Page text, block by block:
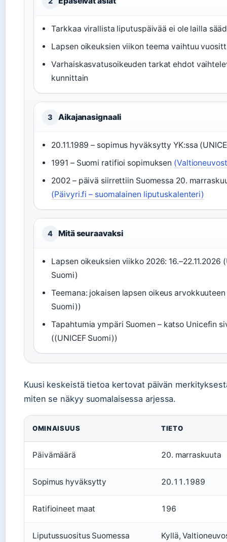
Tarkkaa virallista liputuspäivää ei ole lailla
Lapsen oikeuksien viikon teema vaihtuu
Varhaiskasvatusoikeuden tarkat ehdot
kunnittain
3 Aikajanasignaali
20.11.1989 – sopimus hyväksytty YK:ssa
1991 – Suomi ratifioi sopimuksen
2002 – päivä siirrettiin Suomessa 20.
(Päivyri.fi – suomalainen liputuskalenteri)
4 Mitä seuraavaksi
Lapsen oikeuksien viikko 2026: 16.–22.11.2026
Suomi)
Teemana: jokaisen lapsen oikeus arvokkuuteen
Suomi))
Tapahtumia ympäri Suomen – katso Unicefin
((UNICEF Suomi))
Kuusi keskeistä tietoa kertovat päivän
miten se näkyy suomalaisessa arjessa.
OMINAISUUS TIETO
Päivämäärä 20. marraskuuta
Sopimus hyväksytty 20.11.1989
Ratifioineet maat 196
Liputussuositus Suomessa Kyllä,